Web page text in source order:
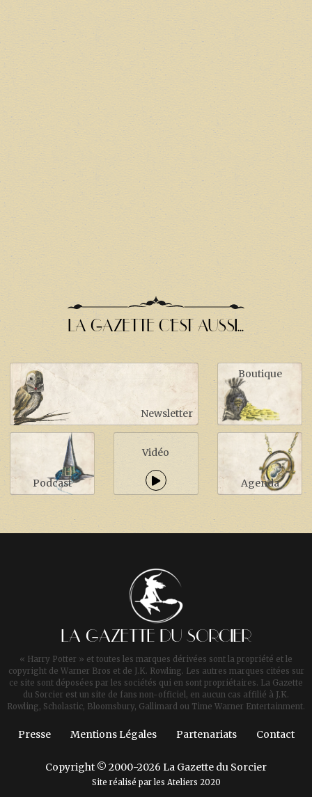
LA GAZETTE C'EST AUSSI...
Newsletter
Boutique
Podcast
Vidéo
Agenda
LA GAZETTE DU SORCIER
« Harry Potter » et toutes les marques dérivées sont la propriété et le
copyright de Warner Bros et de J.K. Rowling. Les autres marques citées sur
ce site sont déposées par les sociétés qui en sont propriétaires. La Gazette
du Sorcier est un site de fans non-officiel, en aucun cas affilié à J.K.
Rowling, Scholastic, Bloomsbury, Gallimard ou Time Warner Entertainment.
Presse Mentions Légales Partenariats Contact
Copyright © 2000-2026 La Gazette du Sorcier
Site réalisé par les Ateliers 2020